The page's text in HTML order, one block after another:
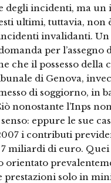
incidenti, ma un
ultimi, tuttavia, non
invalidanti.
per
che il possesso della
di Genova,
di soggiorno, in
nonostante l’Inps
eppure le sue
i contributi
miliardi di euro.
orientato
solo in